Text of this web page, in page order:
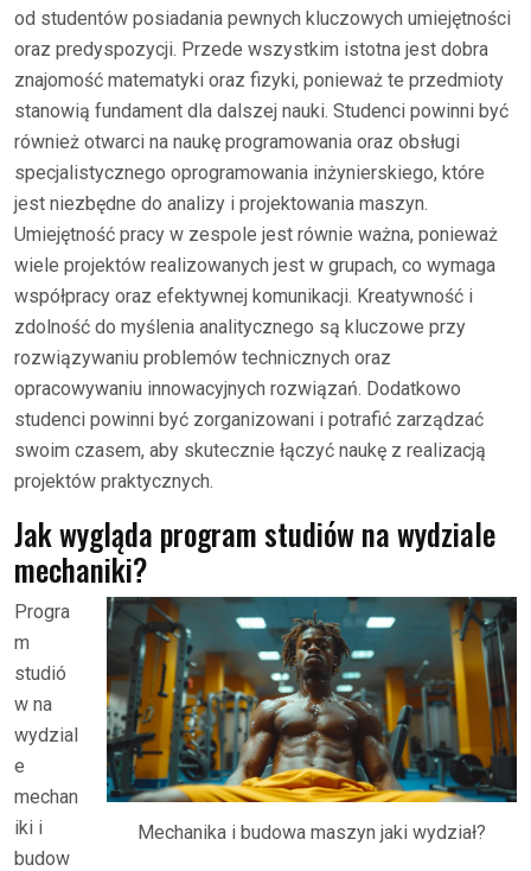
od studentów posiadania pewnych kluczowych umiejętności
oraz predyspozycji. Przede wszystkim istotna jest dobra
znajomość matematyki oraz fizyki, ponieważ te przedmioty
stanowią fundament dla dalszej nauki. Studenci powinni być
również otwarci na naukę programowania oraz obsługi
specjalistycznego oprogramowania inżynierskiego, które
jest niezbędne do analizy i projektowania maszyn.
Umiejętność pracy w zespole jest równie ważna, ponieważ
wiele projektów realizowanych jest w grupach, co wymaga
współpracy oraz efektywnej komunikacji. Kreatywność i
zdolność do myślenia analitycznego są kluczowe przy
rozwiązywaniu problemów technicznych oraz
opracowywaniu innowacyjnych rozwiązań. Dodatkowo
studenci powinni być zorganizowani i potrafić zarządzać
swoim czasem, aby skutecznie łączyć naukę z realizacją
projektów praktycznych.
Jak wygląda program studiów na wydziale
mechaniki?
Mechanika i budowa maszyn jaki wydział?
Progra
m
studió
w na
wydzial
e
mechan
iki i
budow